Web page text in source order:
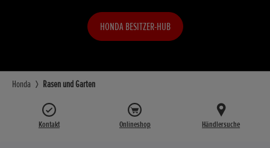
HONDA BESITZER-HUB
Honda Rasen und Garten
Kontakt Onlineshop Händlersuche